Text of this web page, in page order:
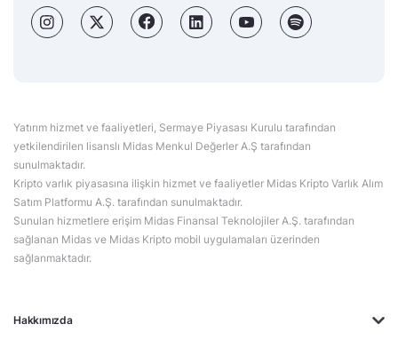
Hakkımızda
Yatırım hizmet ve faaliyetleri, Sermaye Piyasası Kurulu tarafından
yetkilendirilen lisanslı Midas Menkul Değerler A.Ş tarafından
sunulmaktadır.
Kripto varlık piyasasına ilişkin hizmet ve faaliyetler Midas Kripto Varlık Alım
Satım Platformu A.Ş. tarafından sunulmaktadır.
Sunulan hizmetlere erişim Midas Finansal Teknolojiler A.Ş. tarafından
sağlanan Midas ve Midas Kripto mobil uygulamaları üzerinden
sağlanmaktadır.